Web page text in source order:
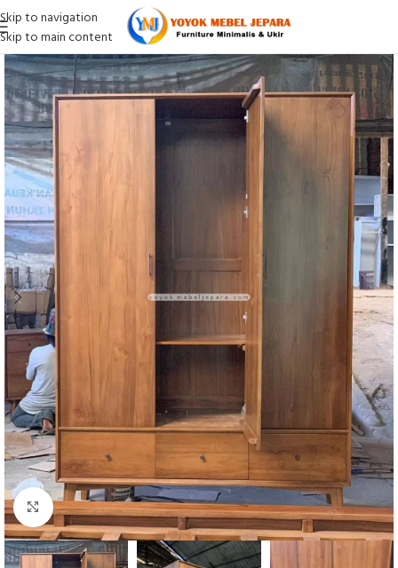
Skip to navigation
Skip to main content
Click to enlarge